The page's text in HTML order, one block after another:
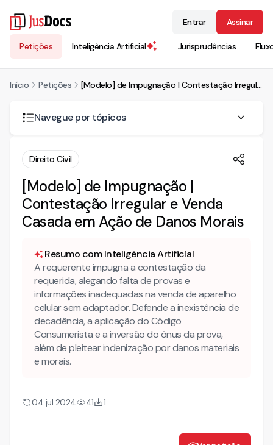
Petições Inteligência Artificial Jurisprudências
Entrar Assinar
Início Petições [Modelo] de Impugnação | Contestação Irregular e Venda Casada em Ação de Danos Morais
Navegue por tópicos
IMPUGNAÇÃO
CONSIDERAÇÕES DA CONTESTAÇÃO
IMPUGNAÇÃO DO MÉRITO
DAS IMPUGNAÇÕES
CONSUMIDOR
DA AUSÊNCIA DE DECADÊNCIA
DA NECESSÁRIA APLICAÇÃO DO CÓDIGO CONSUMERISTA E
INVERSÃO DO ÔNUS DA PROVA
Direito Civil
[Modelo] de Impugnação |
Contestação Irregular e Venda
Casada em Ação de Danos Morais
Resumo com Inteligência Artificial
A requerente impugna a contestação da
requerida, alegando falta de provas e
informações inadequadas na venda de aparelho
celular sem adaptador. Defende a inexistência de
decadência, a aplicação do Código
Consumerista e a inversão do ônus da prova,
além de pleitear indenização por danos materiais
e morais.
04 jul 2024 41 1